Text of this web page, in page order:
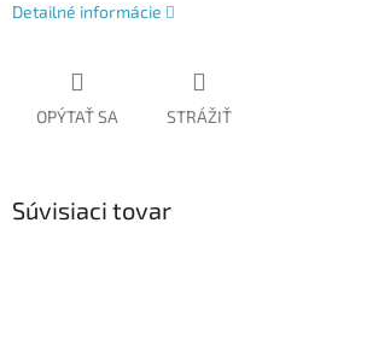
Detailné informácie
OPÝTAŤ SA STRÁŽIŤ
Súvisiaci tovar